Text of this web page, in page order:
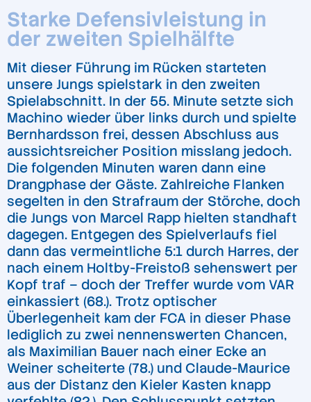
Starke Defensivleistung in
der zweiten Spielhälfte
Mit dieser Führung im Rücken starteten
unsere Jungs spielstark in den zweiten
Spielabschnitt. In der 55. Minute setzte sich
Machino wieder über links durch und spielte
Bernhardsson frei, dessen Abschluss aus
aussichtsreicher Position misslang jedoch.
Die folgenden Minuten waren dann eine
Drangphase der Gäste. Zahlreiche Flanken
segelten in den Strafraum der Störche, doch
die Jungs von Marcel Rapp hielten standhaft
dagegen. Entgegen des Spielverlaufs fiel
dann das vermeintliche 5:1 durch Harres, der
nach einem Holtby-Freistoß sehenswert per
Kopf traf – doch der Treffer wurde vom VAR
einkassiert (68.). Trotz optischer
Überlegenheit kam der FCA in dieser Phase
lediglich zu zwei nennenswerten Chancen,
als Maximilian Bauer nach einer Ecke an
Weiner scheiterte (78.) und Claude-Maurice
aus der Distanz den Kieler Kasten knapp